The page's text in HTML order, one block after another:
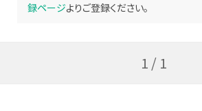
録ページよりご登録ください。
1 / 1